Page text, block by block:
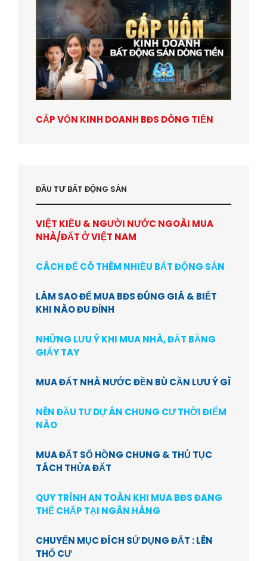
CẤP VỐN KINH DOANH BĐS DÒNG TIỀN
ĐẦU TƯ BẤT ĐỘNG SẢN
VIỆT KIỀU & NGƯỜI NƯỚC NGOÀI MUA
NHÀ/ĐẤT Ở VIỆT NAM
CÁCH ĐỂ CÓ THÊM NHIỀU BẤT ĐỘNG SẢN
LÀM SAO ĐỂ MUA BĐS ĐÚNG GIÁ & BIẾT
KHI NÀO ĐU ĐỈNH
NHỮNG LƯU Ý KHI MUA NHÀ, ĐẤT BẰNG
GIẤY TAY
MUA ĐẤT NHÀ NƯỚC ĐỀN BÙ CẦN LƯU Ý GÌ
NÊN ĐẦU TƯ DỰ ÁN CHUNG CƯ THỜI ĐIỂM
NÀO
MUA ĐẤT SỔ HỒNG CHUNG & THỦ TỤC
TÁCH THỬA ĐẤT
QUY TRÌNH AN TOÀN KHI MUA BĐS ĐANG
THẾ CHẤP TẠI NGÂN HÀNG
CHUYỂN MỤC ĐÍCH SỬ DỤNG ĐẤT : LÊN
THỔ CƯ